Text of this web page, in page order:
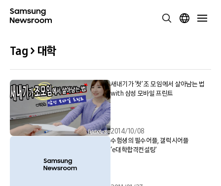
Tag > 대학
새내기가 ‘첫’ 조 모임에서 살아남는 법
with 삼성 모바일 프린트
2014/10/08
수험생의 필수어플, 갤럭시어플
‘e대학합격컨설팅’